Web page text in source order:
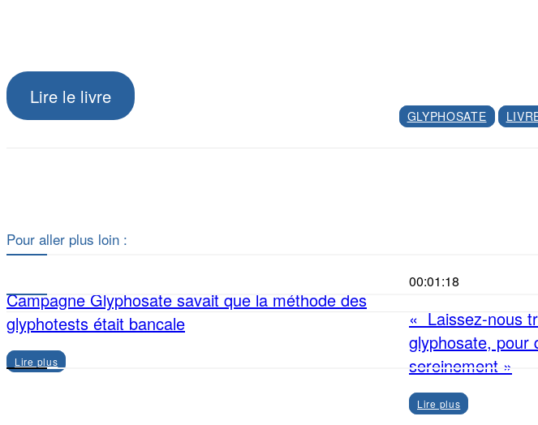
Lire le livre
GLYPHOSATE
Pour aller plus loin :
Campagne Glyphosate savait que la méthode des
glyphotests était bancale
Lire plus
00:01:18
« Laissez-nous
glyphosate, pour
sereinement »
Lire plus